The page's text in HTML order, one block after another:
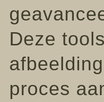
Deze
proces